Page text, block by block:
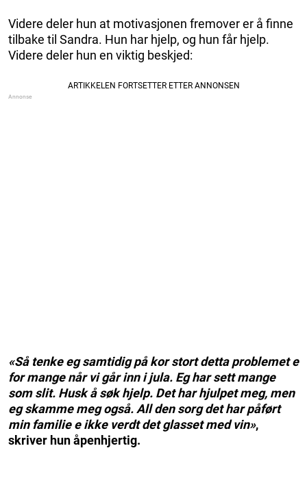
Videre deler hun at motivasjonen fremover er å finne
tilbake til Sandra. Hun har hjelp, og hun får hjelp.
Videre deler hun en viktig beskjed:
«Så tenke eg samtidig på kor stort detta problemet e
for mange når vi går inn i jula. Eg har sett mange
som slit. Husk å søk hjelp. Det har hjulpet meg, men
eg skamme meg også. All den sorg det har påført
min familie e ikke verdt det glasset med vin»,
skriver hun åpenhjertig.